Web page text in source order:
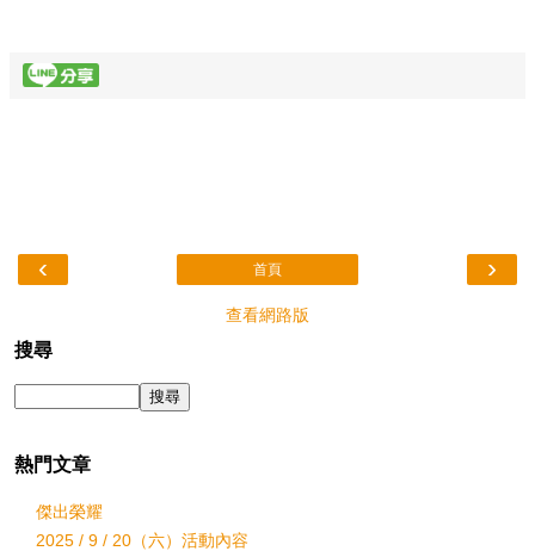
‹ ›
首頁
查看網路版
搜尋
熱門文章
傑出榮耀
2025 / 9 / 20（六）活動內容